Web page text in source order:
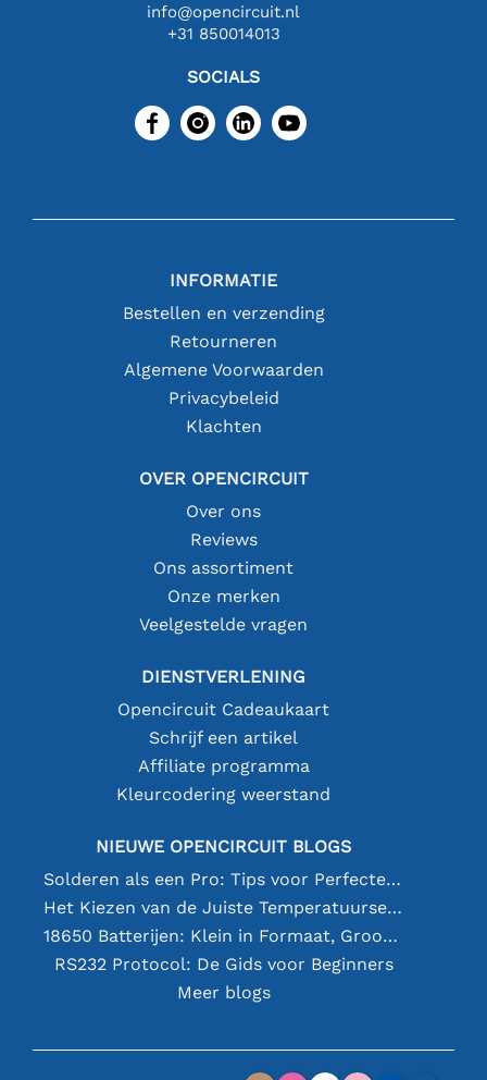
info@opencircuit.nl
+31 850014013
SOCIALS
INFORMATIE
Bestellen en verzending
Retourneren
Algemene Voorwaarden
Privacybeleid
Klachten
OVER OPENCIRCUIT
Over ons
Reviews
Ons assortiment
Onze merken
Veelgestelde vragen
DIENSTVERLENING
Opencircuit Cadeaukaart
Schrijf een artikel
Affiliate programma
Kleurcodering weerstand
NIEUWE OPENCIRCUIT BLOGS
Solderen als een Pro: Tips voor Perfecte Elektronische Verbindingen
Het Kiezen van de Juiste Temperatuursensor [youtube]
18650 Batterijen: Klein in Formaat, Groot in Prestatie
RS232 Protocol: De Gids voor Beginners
Meer blogs